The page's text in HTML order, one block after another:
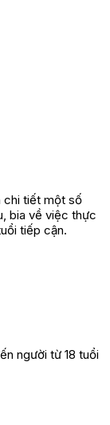
chi tiết một số
bia về việc thực
tiếp cận.
người từ 18 tuổi